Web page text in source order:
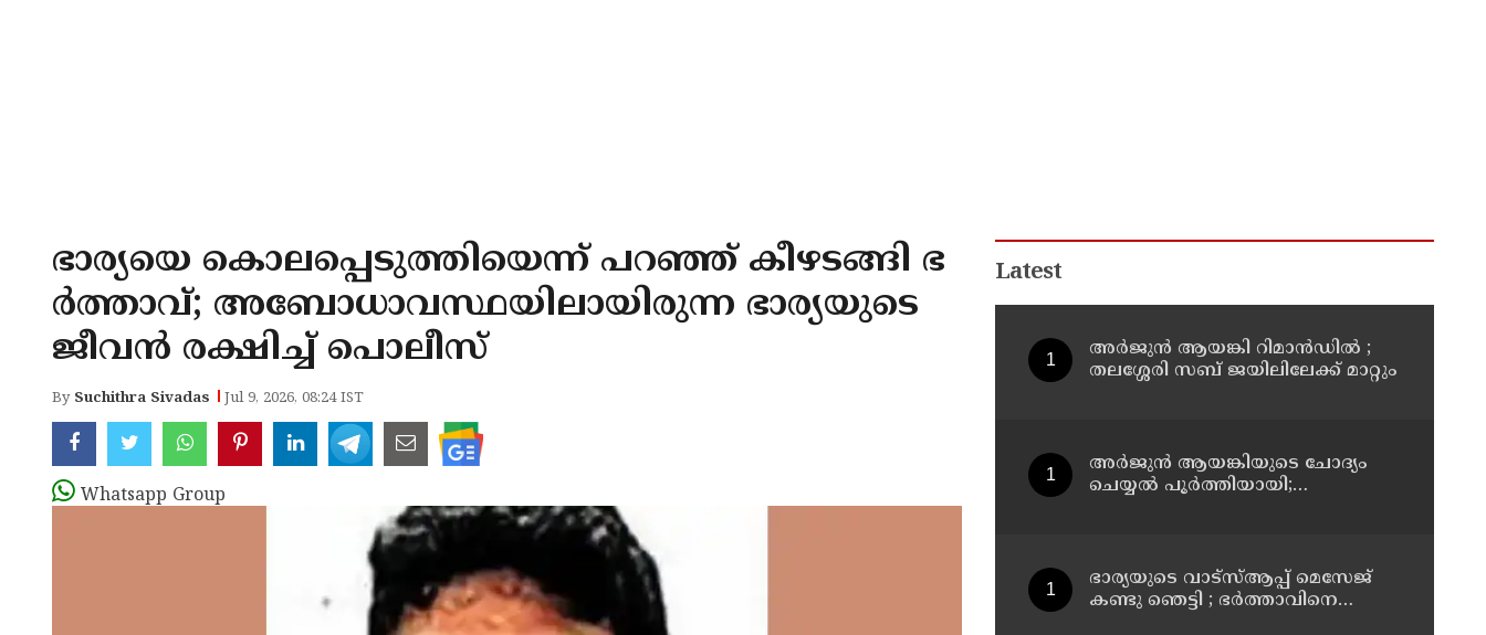
ഭാര്യയെ കൊലപ്പെടുത്തിയെന്ന് പറഞ്ഞ് കീഴടങ്ങി ഭ
ര്‍ത്താവ്; അബോധാവസ്ഥയിലായിരുന്ന ഭാര്യയുടെ
ജീവന്‍ രക്ഷിച്ച് പൊലീസ്
By Suchithra Sivadas Jul 9, 2026, 08:24 IST
Whatsapp Group
Latest
അര്‍ജുന്‍ ആയങ്കി റിമാന്‍ഡില്‍ ;
തലശ്ശേരി സബ് ജയിലിലേക്ക് മാറ്റും
അര്‍ജുന്‍ ആയങ്കിയുടെ ചോദ്യം
ചെയ്യല്‍ പൂര്‍ത്തിയായി;
ഭാര്യയുടെ വാട്സ്ആപ്പ് മെസേജ്
കണ്ടു ഞെട്ടി ; ഭര്‍ത്താവിനെ